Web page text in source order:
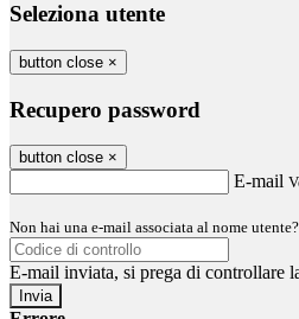
Seleziona utente
button close ×
Recupero password
button close ×
E-mail
Non hai una e-mail associata al nome
E-mail inviata, si prega di controllare